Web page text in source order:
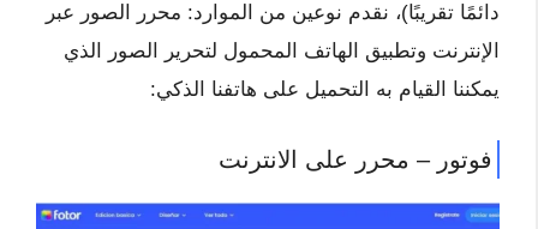
دائمًا تقريبًا)، نقدم نوعين من الموارد: محرر الصور عبر
الإنترنت وتطبيق الهاتف المحمول لتحرير الصور الذي
يمكننا القيام به التحميل على هاتفنا الذكي:
فوتور – محرر على الانترنت